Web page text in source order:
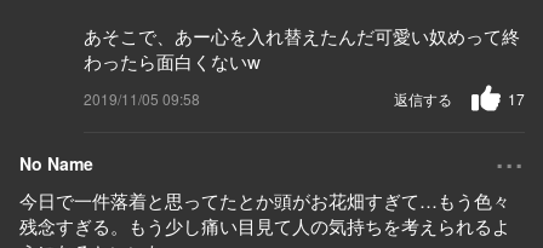
あそこで、あー心を入れ替えたんだ可愛い奴めって終
わったら面白くないw
2019/11/05 09:58 17
返信する
No Name ...
今日で一件落着と思ってたとか頭がお花畑すぎて…もう色々
残念すぎる。もう少し痛い目見て人の気持ちを考えられるよ